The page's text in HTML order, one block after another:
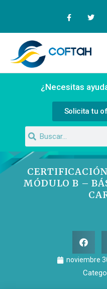
¿Necesitas
Solicita tu
MÓDULO B –
noviembre